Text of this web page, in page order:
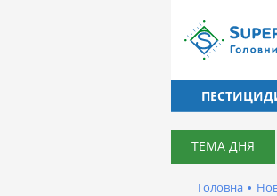
ТЕМА ДНЯ
Головна •